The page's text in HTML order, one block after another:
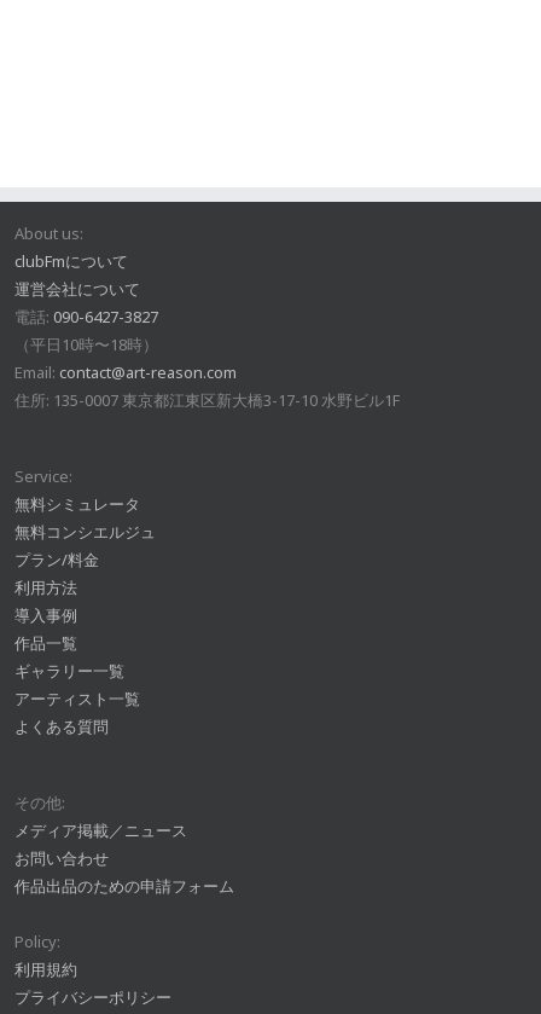
About us:
clubFmについて
運営会社について
電話: 090-6427-3827
（平日10時〜18時）
Email: contact@art-reason.com
住所: 135-0007 東京都江東区新大橋3-17-10 水野ビル1F
Service:
無料シミュレータ
無料コンシエルジュ
プラン/料金
利用方法
導入事例
作品一覧
ギャラリー一覧
アーティスト一覧
よくある質問
その他:
メディア掲載／ニュース
お問い合わせ
作品出品のための申請フォーム
Policy:
利用規約
プライバシーポリシー